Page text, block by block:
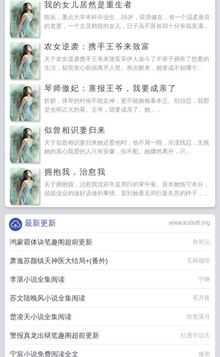
我的女儿居然是重生者
陈辰，重点大学本科毕业生，26岁，双亲健在，有一个温柔善良
的老婆，一个古灵精怪的女儿，日子虽不富裕却十分幸福美满...
农女逆袭：携手王爷来致富
关于农女逆袭携手王爷来致富宋伊人奋斗了半辈子拥有了想要的
生活，却突发心脏病离开人世。再次醒来，她变成不知哪个...
琴师傲妃：禀报王爷，我要成亲了
忻妍，弹琴的时候不能走神，更不能偷偷看本王。别自恋，我那
是光明正大的看。王爷，我要成亲了。她，...
似曾相识妻归来
关于似曾相识妻归来她还爱他时，他不屑一顾，冷漠残忍，无视
她的真心我爱的人只有安馨，你不配。她骤然离开，只...
拥抱我，治愈我
关于拥抱我，治愈我沈若年是周衍的掌中雀。原本她恪守本分，
兢兢业业的做好该做的事情。直到她看见周衍最失意的样子，...
www.kudu8.org
最新更新
鸿蒙霸体诀笔趣阁超前更新 鱼初见
萧逸苏颜镇天神医大结局+(番外) 五杯咖啡
李湛小说全集阅读 宁峥
苏文陆晚风小说全集阅读 苍月夜
楚凌天小说全集阅读 惊蛰落月
警报真龙出狱笔趣阁超前更新 红透半边天
宁宸小说免费阅读全文 修果